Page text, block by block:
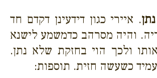
. איירי כגון דידעינן דקדם חד
והיה מסרהב כדמשמע לישנא
אותו ולכך הוי בחזקת שלא נתן.
כשעשה חזית. תוספות: